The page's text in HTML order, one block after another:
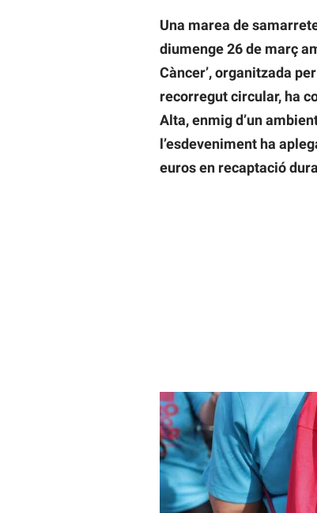
Una marea de
diumenge 26 de març
Càncer’, organitzada per
recorregut circular, ha
Alta, enmig d’un
l’esdeveniment ha
euros en recaptació